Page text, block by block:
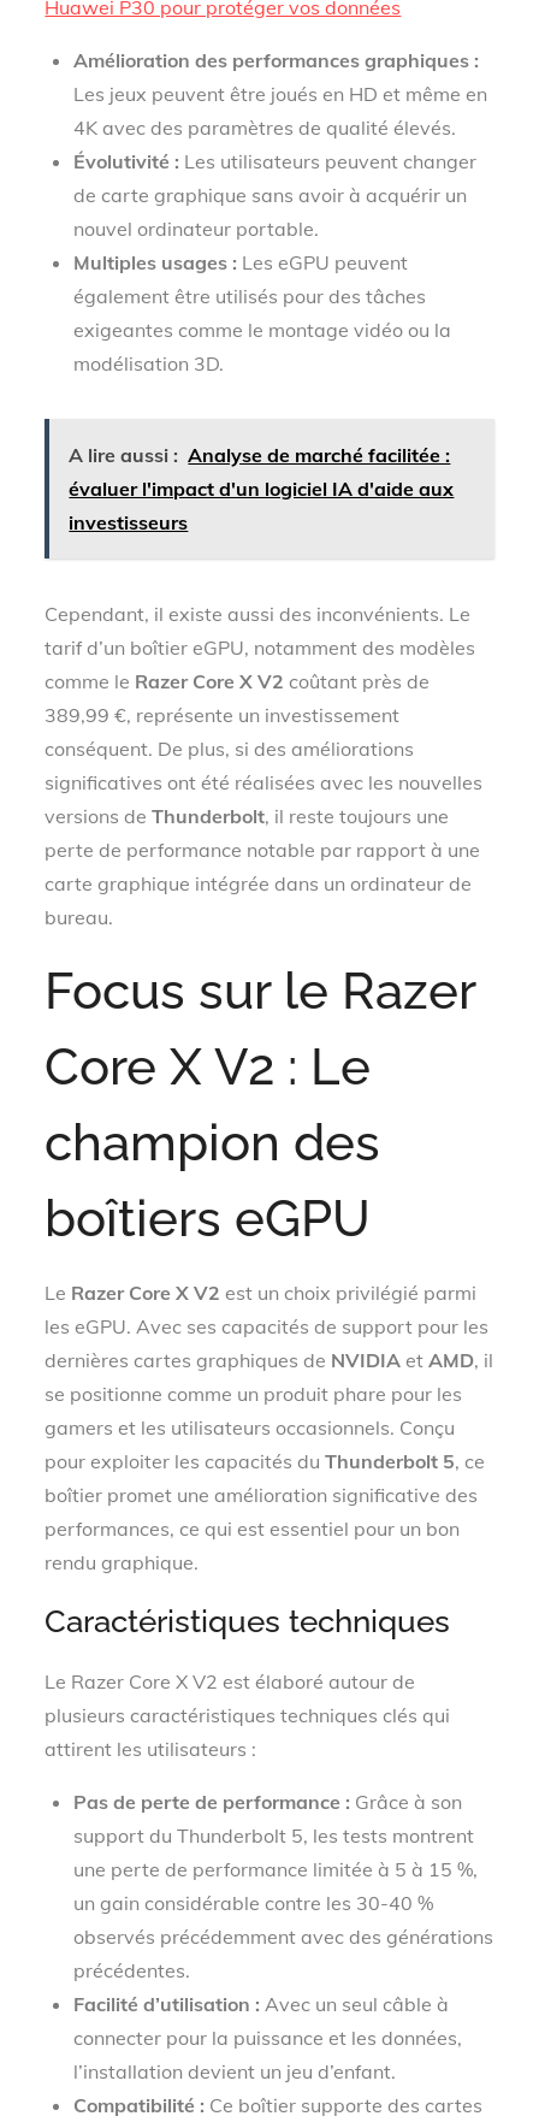
Huawei P30 pour protéger vos données
Amélioration des performances graphiques :
Les jeux peuvent être joués en HD et même en
4K avec des paramètres de qualité élevés.
Évolutivité : Les utilisateurs peuvent changer
de carte graphique sans avoir à acquérir un
nouvel ordinateur portable.
Multiples usages : Les eGPU peuvent
également être utilisés pour des tâches
exigeantes comme le montage vidéo ou la
modélisation 3D.
A lire aussi : Analyse de marché facilitée :
évaluer l'impact d'un logiciel IA d'aide aux
investisseurs
Cependant, il existe aussi des inconvénients. Le
tarif d’un boîtier eGPU, notamment des modèles
comme le Razer Core X V2 coûtant près de
389,99 €, représente un investissement
conséquent. De plus, si des améliorations
significatives ont été réalisées avec les nouvelles
versions deThunderbolt, il reste toujours une
perte de performance notable par rapport à une
carte graphique intégrée dans un ordinateur de
bureau.
Focus sur le Razer
Core X V2 : Le
champion des
boîtiers eGPU
Le Razer Core X V2 est un choix privilégié parmi
les eGPU. Avec ses capacités de support pour les
dernières cartes graphiques de NVIDIA etAMD, il
se positionne comme un produit phare pour les
gamers et les utilisateurs occasionnels. Conçu
pour exploiter les capacités duThunderbolt 5, ce
boîtier promet une amélioration significative des
performances, ce qui est essentiel pour un bon
rendu graphique.
Caractéristiques techniques
Le Razer Core X V2 est élaboré autour de
plusieurs caractéristiques techniques clés qui
attirent les utilisateurs :
Pas de perte de performance : Grâce à son
support du Thunderbolt 5, les tests montrent
une perte de performance limitée à 5 à 15 %,
un gain considérable contre les 30-40 %
observés précédemment avec des générations
précédentes.
Facilité d’utilisation : Avec un seul câble à
connecter pour la puissance et les données,
l’installation devient un jeu d’enfant.
Compatibilité : Ce boîtier supporte des cartes